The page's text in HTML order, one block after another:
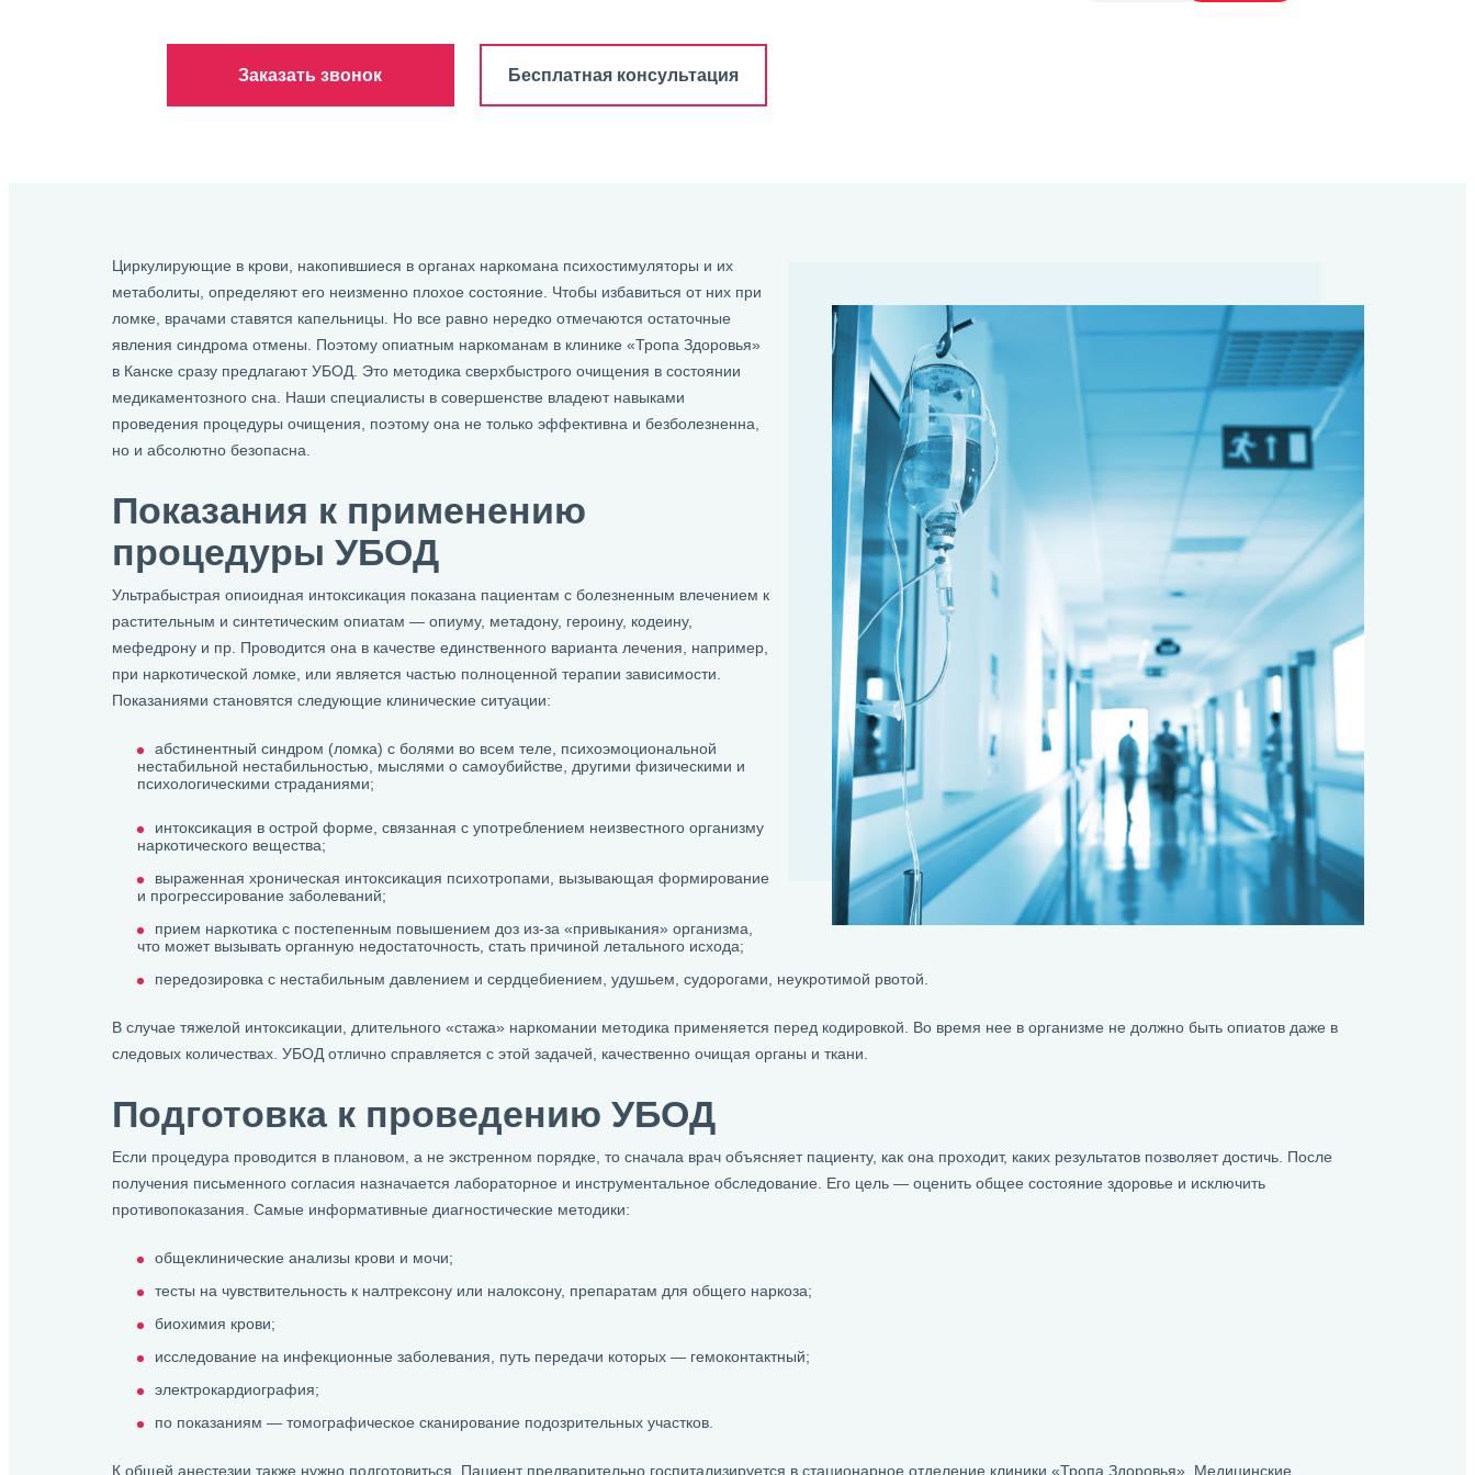
Заказать звонок Бесплатная консультация
Циркулирующие в крови, накопившиеся в органах наркомана психостимуляторы и их
метаболиты, определяют его неизменно плохое состояние. Чтобы избавиться от них при
ломке, врачами ставятся капельницы. Но все равно нередко отмечаются остаточные
явления синдрома отмены. Поэтому опиатным наркоманам в клинике «Тропа Здоровья»
в Канске сразу предлагают УБОД. Это методика сверхбыстрого очищения в состоянии
медикаментозного сна. Наши специалисты в совершенстве владеют навыками
проведения процедуры очищения, поэтому она не только эффективна и безболезненна,
но и абсолютно безопасна.
Показания к применению
процедуры УБОД
Ультрабыстрая опиоидная интоксикация показана пациентам с болезненным влечением к
растительным и синтетическим опиатам — опиуму, метадону, героину, кодеину,
мефедрону и пр. Проводится она в качестве единственного варианта лечения, например,
при наркотической ломке, или является частью полноценной терапии зависимости.
Показаниями становятся следующие клинические ситуации:
абстинентный синдром (ломка) с болями во всем теле, психоэмоциональной
нестабильной нестабильностью, мыслями о самоубийстве, другими физическими и
психологическими страданиями;
интоксикация в острой форме, связанная с употреблением неизвестного организму
наркотического вещества;
выраженная хроническая интоксикация психотропами, вызывающая формирование
и прогрессирование заболеваний;
прием наркотика с постепенным повышением доз из-за «привыкания» организма,
что может вызывать органную недостаточность, стать причиной летального исхода;
передозировка с нестабильным давлением и сердцебиением, удушьем, судорогами, неукротимой рвотой.
В случае тяжелой интоксикации, длительного «стажа» наркомании методика применяется перед кодировкой. Во время нее в организме не должно быть опиатов даже в
следовых количествах. УБОД отлично справляется с этой задачей, качественно очищая органы и ткани.
Подготовка к проведению УБОД
Если процедура проводится в плановом, а не экстренном порядке, то сначала врач объясняет пациенту, как она проходит, каких результатов позволяет достичь. После
получения письменного согласия назначается лабораторное и инструментальное обследование. Его цель — оценить общее состояние здоровье и исключить
противопоказания. Самые информативные диагностические методики:
общеклинические анализы крови и мочи;
тесты на чувствительность к налтрексону или налоксону, препаратам для общего наркоза;
биохимия крови;
исследование на инфекционные заболевания, путь передачи которых — гемоконтактный;
электрокардиография;
по показаниям — томографическое сканирование подозрительных участков.
К общей анестезии также нужно подготовиться. Пациент предварительно госпитализируется в стационарное отделение клиники «Тропа Здоровья». Медицинские